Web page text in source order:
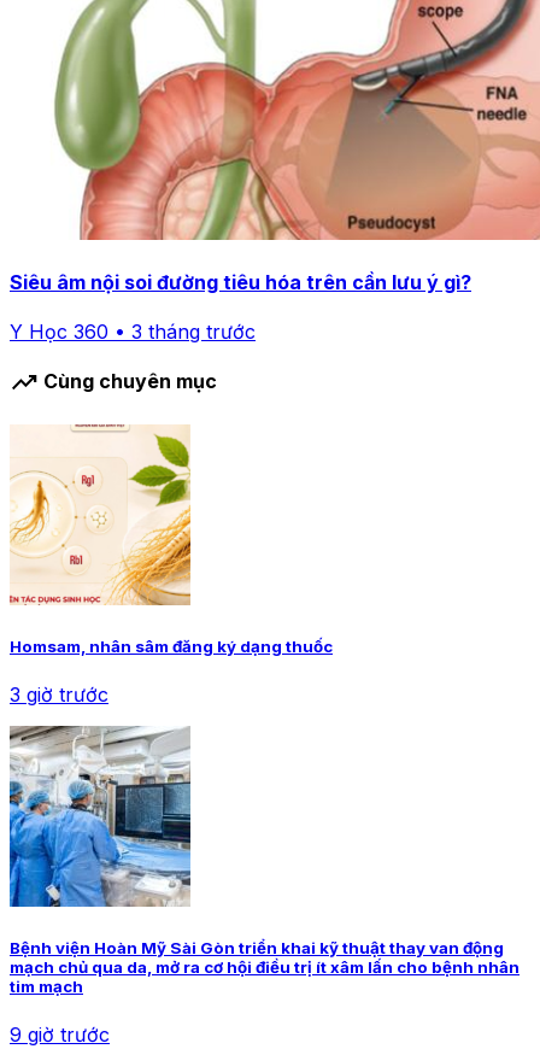
Siêu âm nội soi đường tiêu hóa trên cần lưu ý gì?
Y Học 360 • 3 tháng trước
trending_up Cùng chuyên mục
Homsam, nhân sâm đăng ký dạng thuốc
3 giờ trước
Bệnh viện Hoàn Mỹ Sài Gòn triển khai kỹ thuật thay van động
mạch chủ qua da, mở ra cơ hội điều trị ít xâm lấn cho bệnh nhân
tim mạch
9 giờ trước